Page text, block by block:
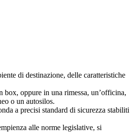
di destinazione, delle caratteristiche
oppure in una rimessa, un’officina,
o un autosilos.
a precisi standard di sicurezza stabiliti
alle norme legislative, si